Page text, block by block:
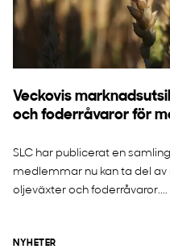
Veckovis
och foderråvaror för
SLC har publicerat en
medlemmar nu kan ta del
oljeväxter och foderråvaror....
NYHETER